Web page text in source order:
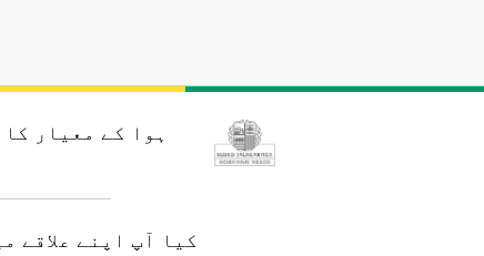
ہوا کے معیار
کیا آپ اپنے علاقے